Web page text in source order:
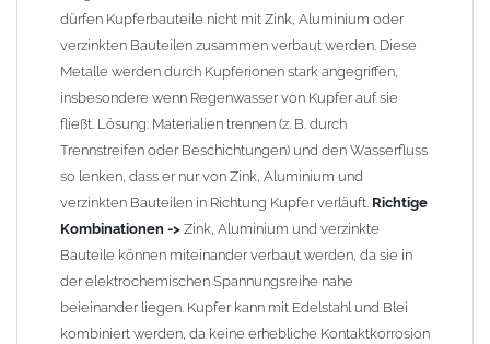
unterhalb durch ein neues lasergeschweißtes Fallrohr ersetzt
werden.
Zusammenbau vonMetall-Regenfallrohren mit KG- und HT-
Rohren: Der direkte Zusammenbau von Metall- und
Kunststoffrohren ist aufgrund der unterschiedlichen
Wandstärken nur eingeschränkt möglich. Zu diesem Zweck
führen wir einige Adapter in unserem Sortiment. Bei Fragen
stehen wir Ihnen gern zur Verfügung.
dürfen Kupferbauteile nicht mit Zink, Aluminium oder
verzinkten Bauteilen zusammen verbaut werden. Diese
Metalle werden durch Kupferionen stark angegriffen,
insbesondere wenn Regenwasser von Kupfer auf sie
fließt. Lösung: Materialien trennen (z. B. durch
Trennstreifen oder Beschichtungen) und den Wasserfluss
so lenken, dass er nur von Zink, Aluminium und
verzinkten Bauteilen in Richtung Kupfer verläuft. Richtige
Kombinationen -> Zink, Aluminium und verzinkte
Bauteile können miteinander verbaut werden, da sie in
der elektrochemischen Spannungsreihe nahe
beieinander liegen. Kupfer kann mit Edelstahl und Blei
kombiniert werden, da keine erhebliche Kontaktkorrosion